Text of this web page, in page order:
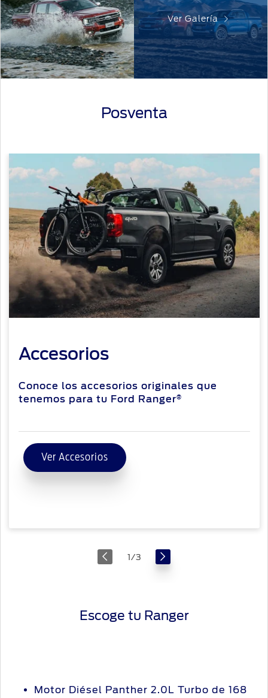
Ver Galería
Posventa
1/3
Accesorios
Conoce los accesorios originales que
tenemos para tu Ford Ranger®
Ver Accesorios
Escoge tu Ranger
Motor Diésel Panther 2.0L Turbo de 168